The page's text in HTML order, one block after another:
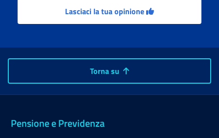
Lasciaci la tua opinione
Torna su
Pensione e Previdenza